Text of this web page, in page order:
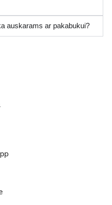
auskarams ar pakabukui?